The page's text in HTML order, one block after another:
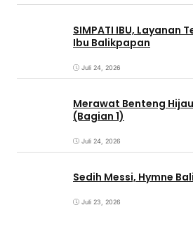
SIMPATI IBU, Layanan
Ibu Balikpapan
Juli 24, 2026
Merawat Benteng
(Bagian 1)
Juli 24, 2026
Sedih Messi, Hymne
Juli 23, 2026